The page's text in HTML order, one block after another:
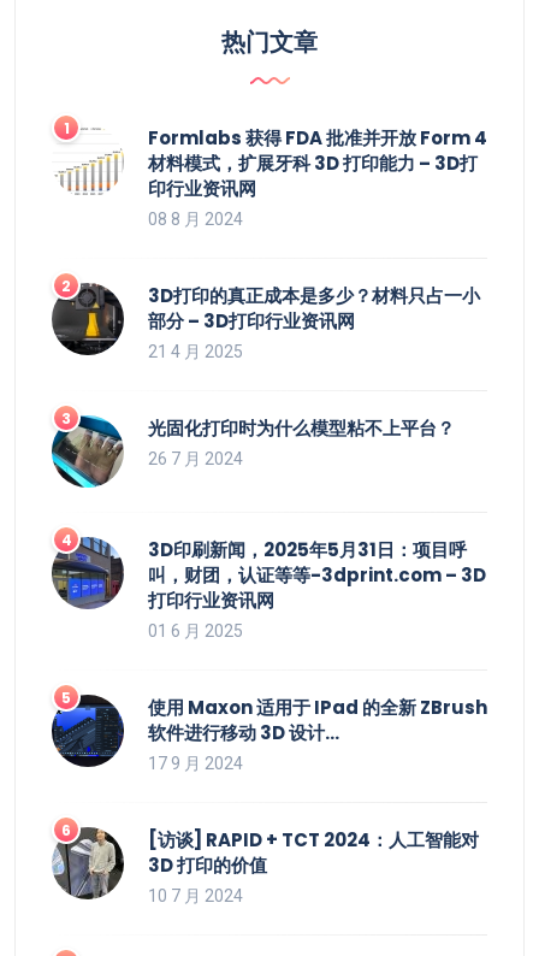
热门文章
Formlabs 获得 FDA 批准并开放 Form 4
材料模式，扩展牙科 3D 打印能力 – 3D打
印行业资讯网
08 8 月 2024
3D打印的真正成本是多少？材料只占一小
部分 – 3D打印行业资讯网
21 4 月 2025
光固化打印时为什么模型粘不上平台？
26 7 月 2024
3D印刷新闻，2025年5月31日：项目呼
叫，财团，认证等等-3dprint.com – 3D
打印行业资讯网
01 6 月 2025
使用 Maxon 适用于 IPad 的全新 ZBrush
软件进行移动 3D 设计…
17 9 月 2024
[访谈] RAPID + TCT 2024：人工智能对
3D 打印的价值
10 7 月 2024